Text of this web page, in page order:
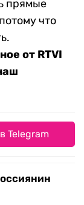
прямые
что
от RTVI
Telegram